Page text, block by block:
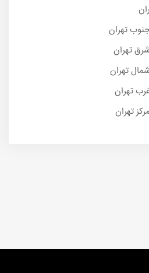
تهران
تهران
تهران
تهران
تهران